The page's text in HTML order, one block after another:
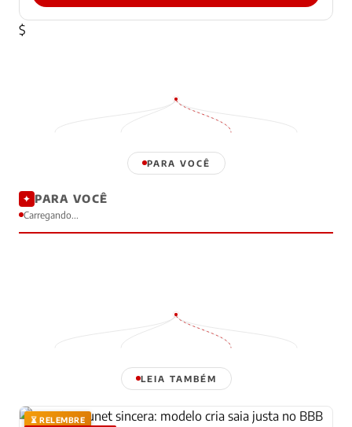
$
PARA VOCÊ
✦ PARA VOCÊ
Carregando...
LEIA TAMBÉM
⏳ RELEMBRE